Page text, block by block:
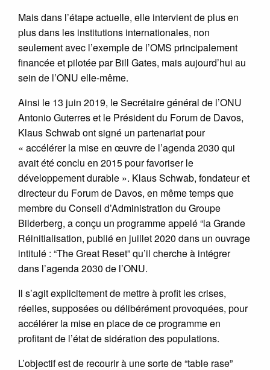
Mais dans l’étape actuelle, elle intervient de plus en
plus dans les institutions internationales, non
seulement avec l’exemple de l’OMS principalement
financée et pilotée par Bill Gates, mais aujourd’hui au
sein de l’ONU elle-même.
Ainsi le 13 juin 2019, le Secrétaire général de l’ONU
Antonio Guterres et le Président du Forum de Davos,
Klaus Schwab ont signé un partenariat pour
« accélérer la mise en œuvre de l’agenda 2030 qui
avait été conclu en 2015 pour favoriser le
développement durable ». Klaus Schwab, fondateur et
directeur du Forum de Davos, en même temps que
membre du Conseil d’Administration du Groupe
Bilderberg, a conçu un programme appelé “la Grande
Réinitialisation, publié en juillet 2020 dans un ouvrage
intitulé : “The Great Reset” qu’il cherche à intégrer
dans l’agenda 2030 de l’ONU.
Il s’agit explicitement de mettre à profit les crises,
réelles, supposées ou délibérément provoquées, pour
accélérer la mise en place de ce programme en
profitant de l’état de sidération des populations.
L’objectif est de recourir à une sorte de “table rase”